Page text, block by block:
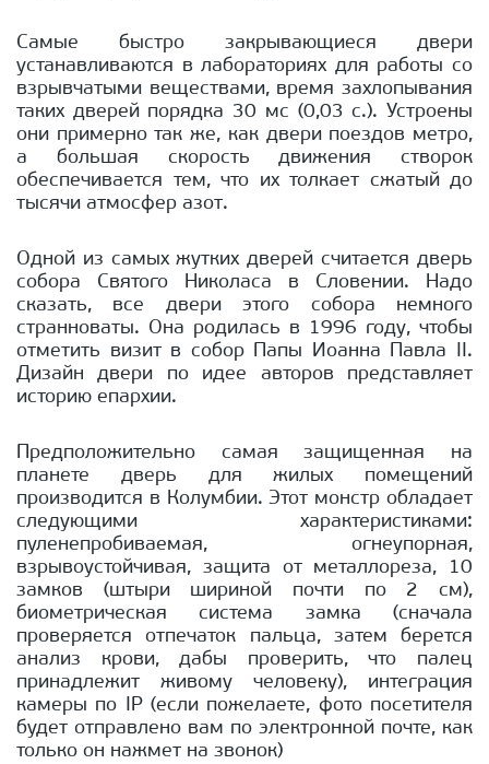
Самые быстро закрывающиеся двери
устанавливаются в лабораториях для работы со
взрывчатыми веществами, время захлопывания
таких дверей порядка 30 мс (0,03 с.). Устроены
они примерно так же, как двери поездов метро,
а большая скорость движения створок
обеспечивается тем, что их толкает сжатый до
тысячи атмосфер азот.
Одной из самых жутких дверей считается дверь
собора Святого Николаса в Словении. Надо
сказать, все двери этого собора немного
странноваты. Она родилась в 1996 году, чтобы
отметить визит в собор Папы Иоанна Павла II.
Дизайн двери по идее авторов представляет
историю епархии.
Предположительно самая защищенная на
планете дверь для жилых помещений
производится в Колумбии. Этот монстр обладает
следующими характеристиками:
пуленепробиваемая, огнеупорная,
взрывоустойчивая, защита от металлореза, 10
замков (штыри шириной почти по 2 см),
биометрическая система замка (сначала
проверяется отпечаток пальца, затем берется
анализ крови, дабы проверить, что палец
принадлежит живому человеку), интеграция
камеры по IP (если пожелаете, фото посетителя
будет отправлено вам по электронной почте, как
только он нажмет на звонок)